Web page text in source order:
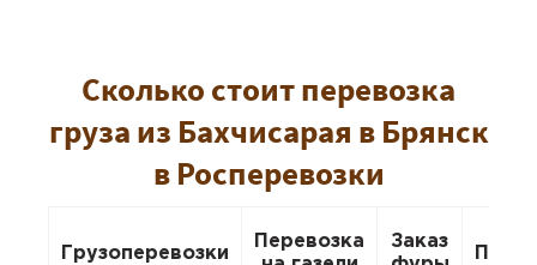
Сколько стоит перевозка
груза из Бахчисарая в Брянск
в Росперевозки
Грузоперевозки
Перевозка
Заказ